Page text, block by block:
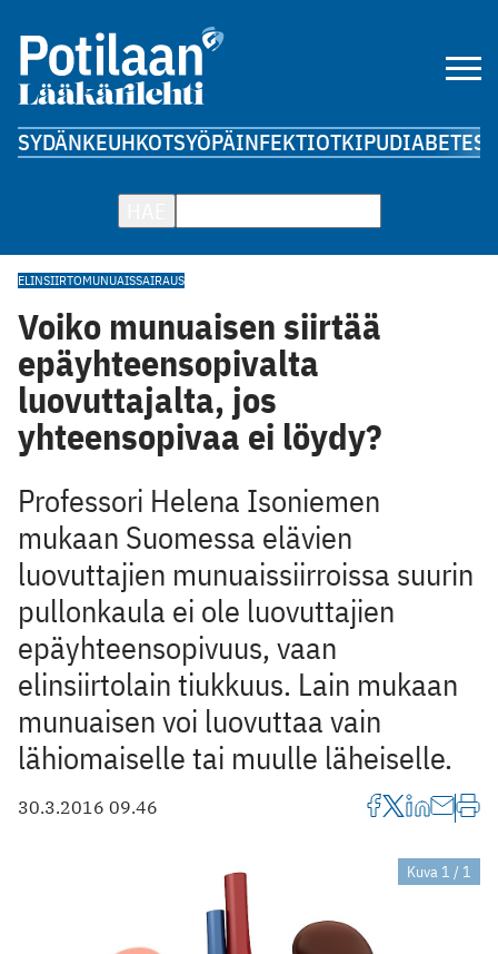
SYDÄNKEUHKOTSYÖPÄINFEKTIOTKIPUDIABETES
ELINSIIRTOMUNUAISSAIRAUS
Voiko munuaisen siirtää
epäyhteensopivalta
luovuttajalta, jos
yhteensopivaa ei löydy?
Professori Helena Isoniemen
mukaan Suomessa elävien
luovuttajien munuaissiirroissa suurin
pullonkaula ei ole luovuttajien
epäyhteensopivuus, vaan
elinsiirtolain tiukkuus. Lain mukaan
munuaisen voi luovuttaa vain
lähiomaiselle tai muulle läheiselle.
30.3.2016 09.46
Kuva 1 / 1